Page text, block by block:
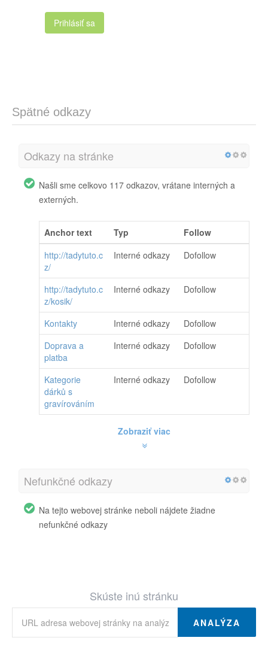
Prihlásiť sa
Spätné odkazy
Odkazy na stránke
Našli sme celkovo 117 odkazov, vrátane interných a
externých.
Anchor text Typ
Follow
http://tadytuto.c
z/
Interné odkazy Dofollow
http://tadytuto.c
z/kosik/
Interné odkazy Dofollow
Kontakty Interné odkazy
Dofollow
Doprava a
platba
Interné odkazy Dofollow
Kategorie
dárků s
gravírováním
Interné odkazy Dofollow
Zobraziť viac
Nefunkčné odkazy
Na tejto webovej stránke neboli nájdete žiadne
nefunkčné odkazy
Skúste inú stránku
ANALÝZA